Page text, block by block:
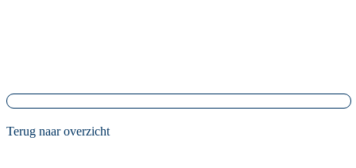
Terug naar overzicht